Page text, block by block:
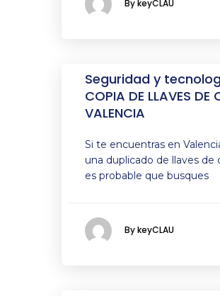
By keyCLAU
Seguridad y
COPIA DE LLAVES DE
VALENCIA
Si te encuentras en
una duplicado de llaves de
es probable que busques
By keyCLAU